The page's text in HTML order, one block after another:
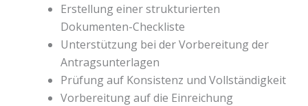
Erstellung einer strukturierten
Dokumenten-Checkliste
Unterstützung bei der Vorbereitung der
Antragsunterlagen
Prüfung auf Konsistenz und Vollständigkeit
Vorbereitung auf die Einreichung